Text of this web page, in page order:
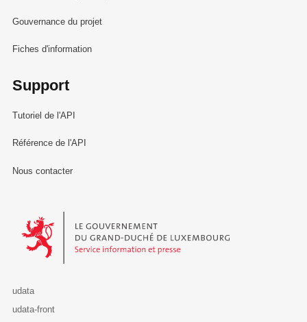
Gouvernance du projet
Fiches d'information
Support
Tutoriel de l'API
Référence de l'API
Nous contacter
Le Gouvernement du Grand-Duché de Luxembourg - Service
udata
udata-front